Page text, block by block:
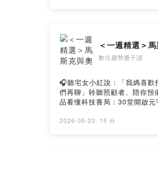
＜一週精選＞
數位趨勢醬子讀
🎧聽宅女小紅說：「我媽喜
們再聊」聆聽照顧者、陪你
品看懂科技賽局：30堂開啟
訴我你對這一集的想法：
2026-05-20 · 15 分